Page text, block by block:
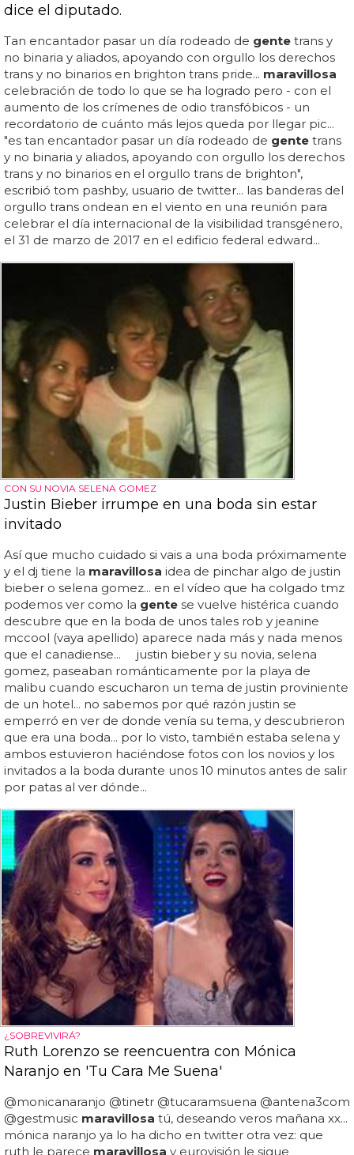
dice el diputado.
Tan encantador pasar un día rodeado de gente trans y
no binaria y aliados, apoyando con orgullo los derechos
trans y no binarios en brighton trans pride... maravillosa
celebración de todo lo que se ha logrado pero - con el
aumento de los crímenes de odio transfóbicos - un
recordatorio de cuánto más lejos queda por llegar pic...
"es tan encantador pasar un día rodeado de gente trans
y no binaria y aliados, apoyando con orgullo los derechos
trans y no binarios en el orgullo trans de brighton",
escribió tom pashby, usuario de twitter... las banderas del
orgullo trans ondean en el viento en una reunión para
celebrar el día internacional de la visibilidad transgénero,
el 31 de marzo de 2017 en el edificio federal edward...
CON SU NOVIA SELENA GOMEZ
Justin Bieber irrumpe en una boda sin estar
invitado
Así que mucho cuidado si vais a una boda próximamente
y el dj tiene la maravillosa idea de pinchar algo de justin
bieber o selena gomez... en el vídeo que ha colgado tmz
podemos ver como la gente se vuelve histérica cuando
descubre que en la boda de unos tales rob y jeanine
mccool (vaya apellido) aparece nada más y nada menos
que el canadiense... justin bieber y su novia, selena
gomez, paseaban románticamente por la playa de
malibu cuando escucharon un tema de justin proviniente
de un hotel... no sabemos por qué razón justin se
emperró en ver de donde venía su tema, y descubrieron
que era una boda... por lo visto, también estaba selena y
ambos estuvieron haciéndose fotos con los novios y los
invitados a la boda durante unos 10 minutos antes de salir
por patas al ver dónde...
¿SOBREVIVIRÁ?
Ruth Lorenzo se reencuentra con Mónica
Naranjo en 'Tu Cara Me Suena'
@monicanaranjo @tinetr @tucaramsuena @antena3com
@gestmusic maravillosa tú, deseando veros mañana xx...
mónica naranjo ya lo ha dicho en twitter otra vez: que
ruth le parece maravillosa y eurovisión le sigue